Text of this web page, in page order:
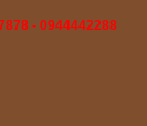
- 0944442288